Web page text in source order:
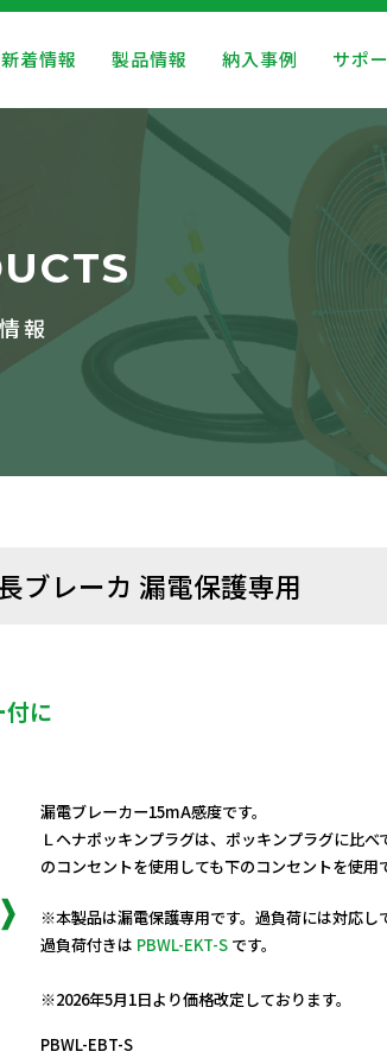
新着情報 製品情報 納入事例 サポ
報
ブレーカ 漏電保護専用
に
漏電ブレーカー15mA感度です。
Ｌヘナポッキンプラグは、ポッキンプラグに比
のコンセントを使用しても下のコンセントを使用
※本製品は漏電保護専用です。過負荷には対応し
過負荷付きは PBWL-EKT-Sです。
※2026年5月1日より価格改定しております。
PBWL-EBT-S